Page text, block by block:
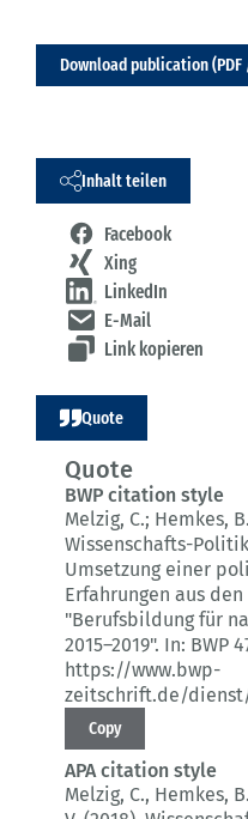
Download publication (PDF
Inhalt teilen
Facebook
Xing
LinkedIn
E-Mail
Link kopieren
Quote
Quote
BWP citation style
Melzig, C.; Hemkes,
Wissenschafts-
Umsetzung einer
Erfahrungen aus
"Berufsbildung für
2015–2019". In: BWP
https://www.bwp-
zeitschrift.de/
Copy
APA citation style
Melzig, C., Hemkes,